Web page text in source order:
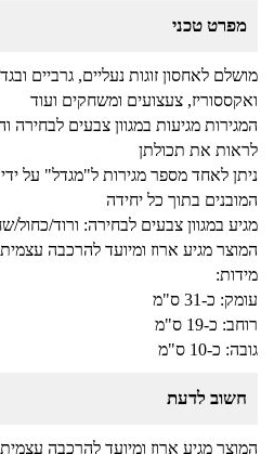
מפרט טכני
מושלם לאחסון זוגות נעליים, גרביים
ואקססוריז, צעצועים ומשחקים ועוד
המגירות מגיעות במגוון צבעים לבחירה
לראות את תכולתן
ניתן לאחד מספר מגירות ל"מגדל" על
המובנים בתוך כל יחידה
מגיע במגוון צבעים לבחירה: ורוד/כחול/
המוצר מגיע ארוז ומיועד להרכבה עצמית
מידות:
עומק: כ-31 ס"מ
רוחב: כ-19 ס"מ
גובה: כ-10 ס"מ
חשוב לדעת
המוצר מגיע ארוז ומיועד להרכבה